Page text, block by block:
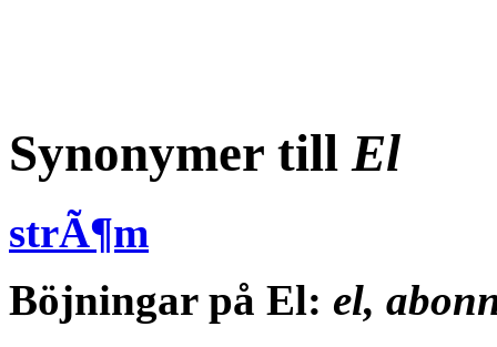
Synonymer till El
strÃ¶m
Böjningar på El: el,